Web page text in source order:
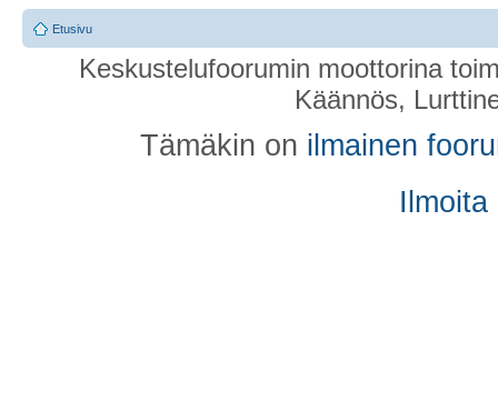
Etusivu
Keskustelufoorumin moottorina
Käännös,
Tämäkin on ilmainen